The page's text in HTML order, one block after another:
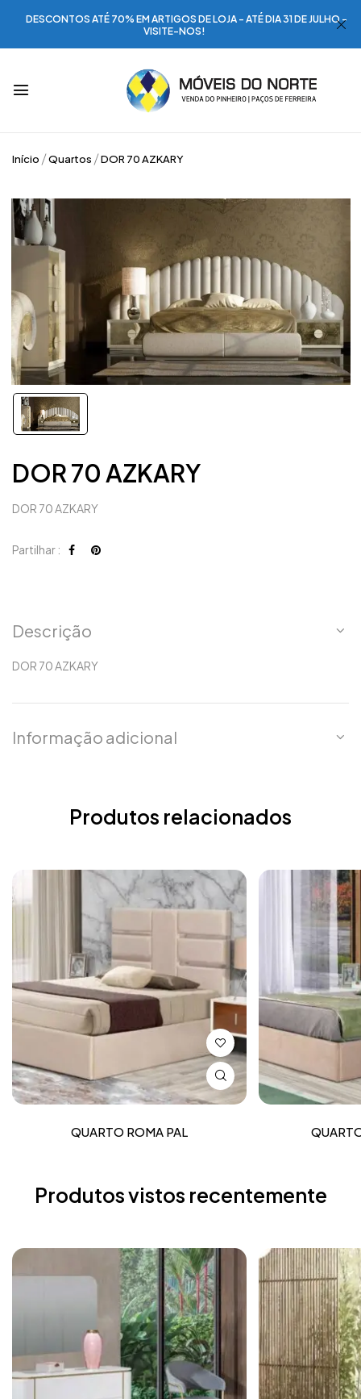
DESCONTOS ATÉ 70% EM ARTIGOS DE LOJA - ATÉ DIA 31 DE JULHO -
VISITE-NOS!
Início Quartos DOR 70 AZKARY
DOR 70 AZKARY
DOR 70 AZKARY
Partilhar :
Descrição
DOR 70 AZKARY
Informação adicional
Produtos relacionados
QUARTO ROMA PAL
Produtos vistos recentemente